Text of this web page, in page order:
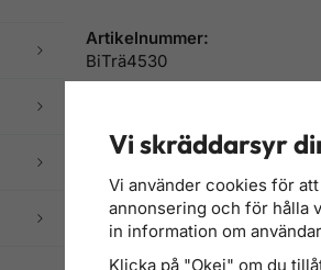
Artikelnummer:
BiTrä4530
Vi skräddarsyr
Vi använder cookies för
annonsering och för hålla
in information om
Klicka på "Okej" om du